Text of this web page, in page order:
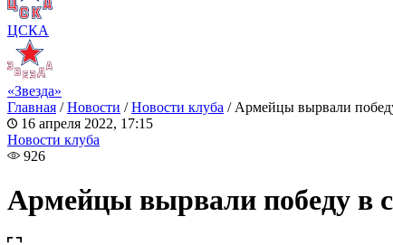
ЦСКА
«Звезда»
Главная /Новости /Новости клуба / Армейцы вырвали
16 апреля 2022, 17:15
Новости клуба
926
Армейцы вырвали победу в